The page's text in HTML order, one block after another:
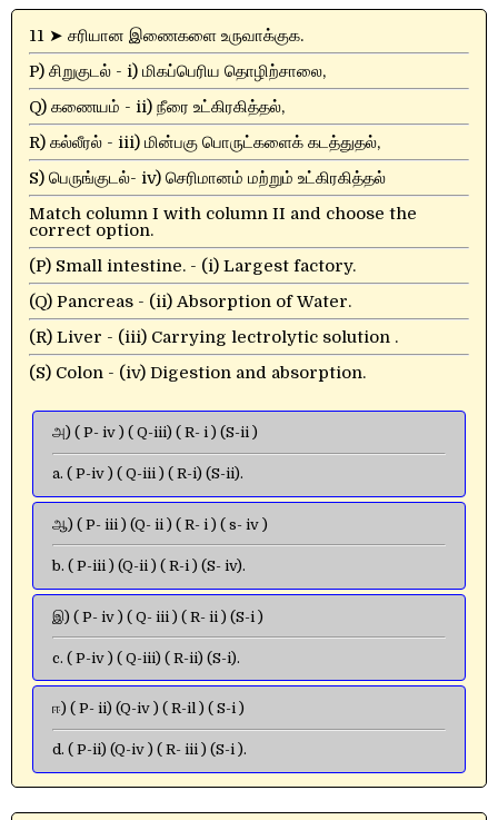
11 ➤ சரியான இணைகளை உருவாக்குக.
P) சிறுகுடல் - i) மிகப்பெரிய தொழிற்சாலை,
Q) கணையம் - ii) நீரை உட்கிரகித்தல்,
R) கல்லீரல் - iii) மின்பகு பொருட்களைக் கடத்துதல்,
S) பெருங்குடல்- iv) செரிமானம் மற்றும் உட்கிரகித்தல்
Match column I with column II and choose the
correct option.
(P) Small intestine. - (i) Largest factory.
(Q) Pancreas - (ii) Absorption of Water.
(R) Liver - (iii) Carrying lectrolytic solution .
(S) Colon - (iv) Digestion and absorption.
அ) ( P- iv ) ( Q-iii) ( R- i ) (S-ii )
a. ( P-iv ) ( Q-iii ) ( R-i) (S-ii).
ஆ) ( P- iii ) (Q- ii ) ( R- i ) ( s- iv )
b. ( P-iii ) (Q-ii ) ( R-i ) (S- iv).
இ) ( P- iv ) ( Q- iii ) ( R- ii ) (S-i )
c. ( P-iv ) ( Q-iii) ( R-ii) (S-i).
ஈ) ( P- ii) (Q-iv ) ( R-il ) ( S-i )
d. ( P-ii) (Q-iv ) ( R- iii ) (S-i ).